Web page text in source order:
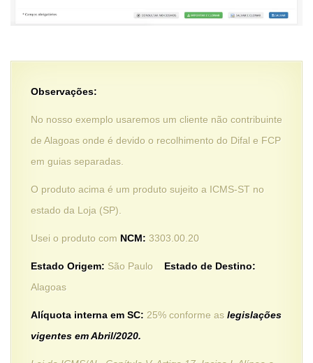
Observações:
No nosso exemplo usaremos um cliente não contribuinte
de Alagoas onde é devido o recolhimento do Difal e FCP
em guias separadas.
O produto acima é um produto sujeito a ICMS-ST no
estado da Loja (SP).
Usei o produto com NCM: 3303.00.20
Estado Origem: São Paulo Estado de Destino:
Alagoas
Alíquota interna em SC: 25% conforme as legislações
vigentes em Abril/2020.